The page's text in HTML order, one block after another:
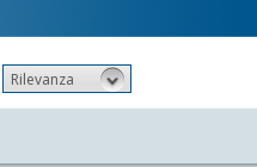
Rilevanza